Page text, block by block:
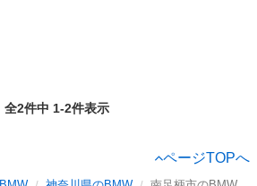
全2件中 1-2件表示
ページTOPへ